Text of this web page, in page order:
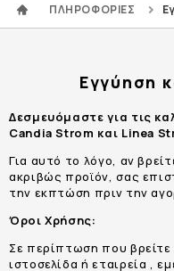
ΠΛΗΡΟΦΟΡΙΕΣ
Εγγύηση
Δεσμευόμαστε για τις
Candia Strom και Linea
Για αυτό το λόγο, αν
ακριβώς προϊόν, σας
την εκπτώση πριν την
Όροι Χρήσης:
Σε περίπτωση που βρείτε
ιστοσελίδα ή εταιρεία ,